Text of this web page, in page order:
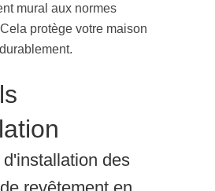
mural aux normes
protège votre maison